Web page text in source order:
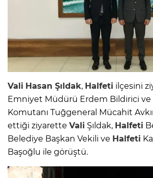
Vali Hasan Şıldak, Halfeti ilçesini
Emniyet Müdürü Erdem Bildirici ve
Komutanı Tuğgeneral Mücahit
ettiği ziyarette Vali Şıldak, Halfeti
Belediye Başkan Vekili ve Halfeti
Başoğlu ile görüştü.